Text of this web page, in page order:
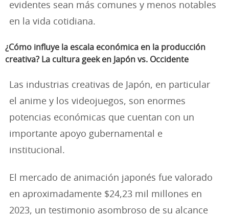
evidentes sean más comunes y menos notables
en la vida cotidiana.
¿Cómo influye la escala económica en la producción
creativa? La cultura geek en Japón vs. Occidente
Las industrias creativas de Japón, en particular
el anime y los videojuegos, son enormes
potencias económicas que cuentan con un
importante apoyo gubernamental e
institucional.
El mercado de animación japonés fue valorado
en aproximadamente $24,23 mil millones en
2023, un testimonio asombroso de su alcance